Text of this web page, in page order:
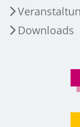
Downloads